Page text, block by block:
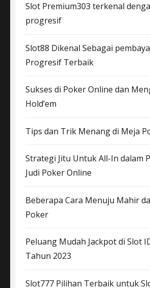
Slot Premium303 terkenal
progresif
Slot88 Dikenal Sebagai
Progresif Terbaik
Sukses di Poker Online dan
Hold’em
Tips dan Trik Menang di Meja
Strategi Jitu Untuk All-In dalam
Judi Poker Online
Beberapa Cara Menuju Mahir
Poker
Peluang Mudah Jackpot di Slot
Tahun 2023
Slot777 Pilihan Terbaik untuk